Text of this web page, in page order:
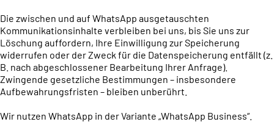
Die zwischen und auf WhatsApp ausgetauschten
Kommunikationsinhalte verbleiben bei uns, bis Sie uns zur
Löschung auffordern, Ihre Einwilligung zur Speicherung
widerrufen oder der Zweck für die Datenspeicherung entfällt (z.
B. nach abgeschlossener Bearbeitung Ihrer Anfrage).
Zwingende gesetzliche Bestimmungen – insbesondere
Aufbewahrungsfristen – bleiben unberührt.
Wir nutzen WhatsApp in der Variante „WhatsApp Business“.